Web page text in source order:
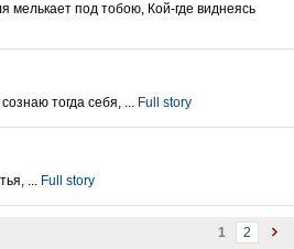
мелькает под тобою, Кой-где виднеясь
тогда себя, ... Full story
... Full story
1 2